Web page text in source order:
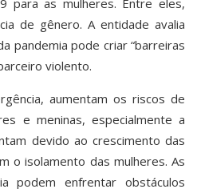
de gênero. A entidade avalia
pandemia pode criar “barreiras
violento.
aumentam os riscos de
e meninas, especialmente a
devido ao crescimento das
o isolamento das mulheres. As
podem enfrentar obstáculos